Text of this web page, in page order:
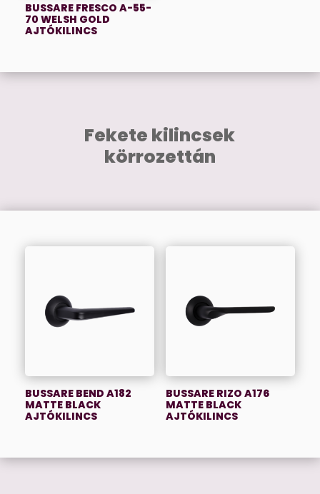
BUSSARE FRESCO A-55-
70 WELSH GOLD
AJTÓKILINCS
Fekete kilincsek
körrozettán
BUSSARE BEND A182
MATTE BLACK
AJTÓKILINCS
BUSSARE RIZO A176
MATTE BLACK
AJTÓKILINCS